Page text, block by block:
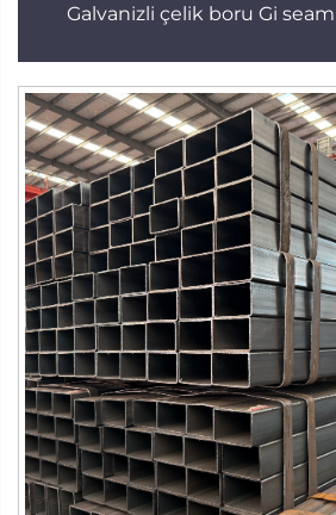
Galvanizli çelik boru Gi